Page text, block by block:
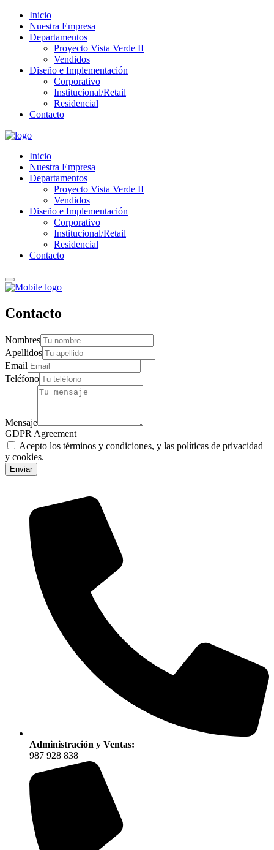
Inicio
Nuestra Empresa
Departamentos
Proyecto Vista Verde II
Vendidos
Diseño e Implementación
Corporativo
Institucional/Retail
Residencial
Contacto
Inicio
Nuestra Empresa
Departamentos
Proyecto Vista Verde II
Vendidos
Diseño e Implementación
Corporativo
Institucional/Retail
Residencial
Contacto
Contacto
Nombres
Apellidos
Email
Teléfono
Mensaje
GDPR Agreement
Acepto los términos y condiciones, y las políticas de privacidad
y cookies.
Enviar
Administración y Ventas:
987 928 838